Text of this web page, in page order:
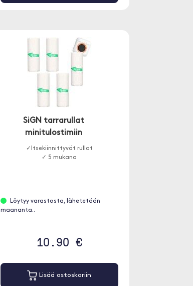
SiGN tarrarullat
minitulostimiin
✓Itsekiinnittyvät rullat
✓ 5 mukana
Löytyy varastosta, lähetetään
maananta..
10.90 €
Lisää ostoskoriin